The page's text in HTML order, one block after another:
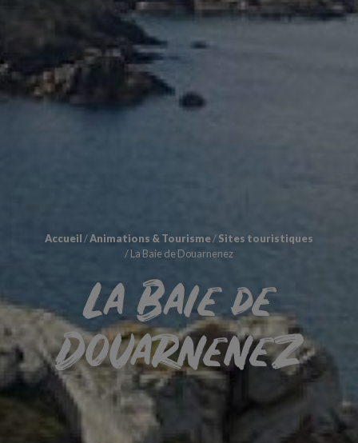
Accueil/Animations & Tourisme/Sites touristiques
/La Baie de Douarnenez
La Baie de
Douarnenez